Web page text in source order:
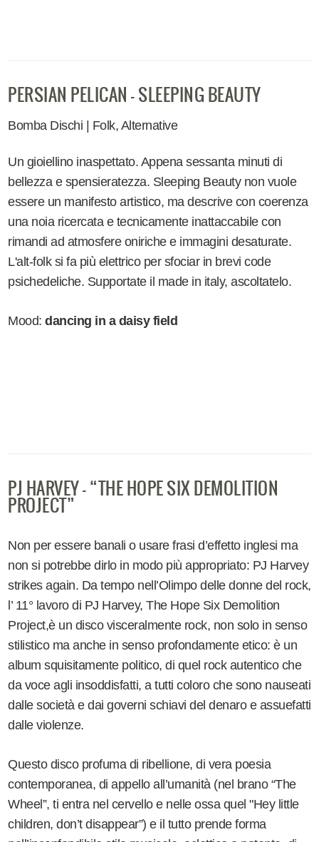
PERSIAN PELICAN - SLEEPING BEAUTY
Bomba Dischi | Folk, Alternative
Un gioiellino inaspettato. Appena sessanta minuti di
bellezza e spensieratezza. Sleeping Beautynon vuole
essere un manifesto artistico, ma descrive con coerenza
una noia ricercata e tecnicamente inattaccabile con
rimandi ad atmosfere oniriche e immagini desaturate.
L'alt-folk si fa più elettrico per sfociar in brevi code
psichedeliche. Supportate il made in italy, ascoltatelo.
Mood:dancing in a daisy field
PJ HARVEY – “THE HOPE SIX DEMOLITION
PROJECT”
Non per essere banali o usare frasi d’effetto inglesi ma
non si potrebbe dirlo in modo più appropriato: PJ Harvey
strikes again. Da tempo nell’Olimpo delle donne del rock,
l’ 11° lavoro di PJ Harvey, The Hope Six Demolition
Project,è un disco visceralmente rock, non solo in senso
stilistico ma anche in senso profondamente etico: è un
album squisitamente politico, di quel rock autentico che
da voce agli insoddisfatti, a tutti coloro che sono nauseati
dalle società e dai governi schiavi del denaro e assuefatti
dalle violenze.
Questo disco profuma di ribellione, di vera poesia
contemporanea, di appello all’umanità (nel brano “The
Wheel”, ti entra nel cervello e nelle ossa quel "Hey little
children, don’t disappear”) e il tutto prende forma